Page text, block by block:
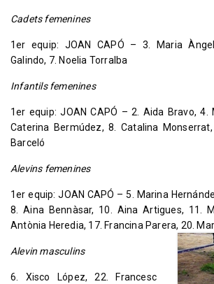
Cadets femenines
1er equip: JOAN CAPÓ – 3. Maria
Galindo, 7. Noelia Torralba
Infantils femenines
1er equip: JOAN CAPÓ – 2. Aida Bravo, 4.
Caterina Bermúdez, 8. Catalina
Barceló
Alevins femenines
1er equip: JOAN CAPÓ – 5. Marina
8. Aina Bennàsar, 10. Aina Artigues, 11.
Antònia Heredia, 17. Francina Parera, 20.
Alevin masculins
6. Xisco López, 22. Francesc